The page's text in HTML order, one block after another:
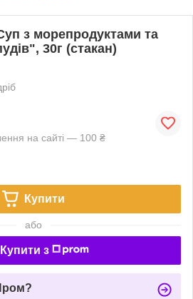
з морепродуктами та
30г (стакан)
на сайті — 100 ₴
Купити
або
Купити з